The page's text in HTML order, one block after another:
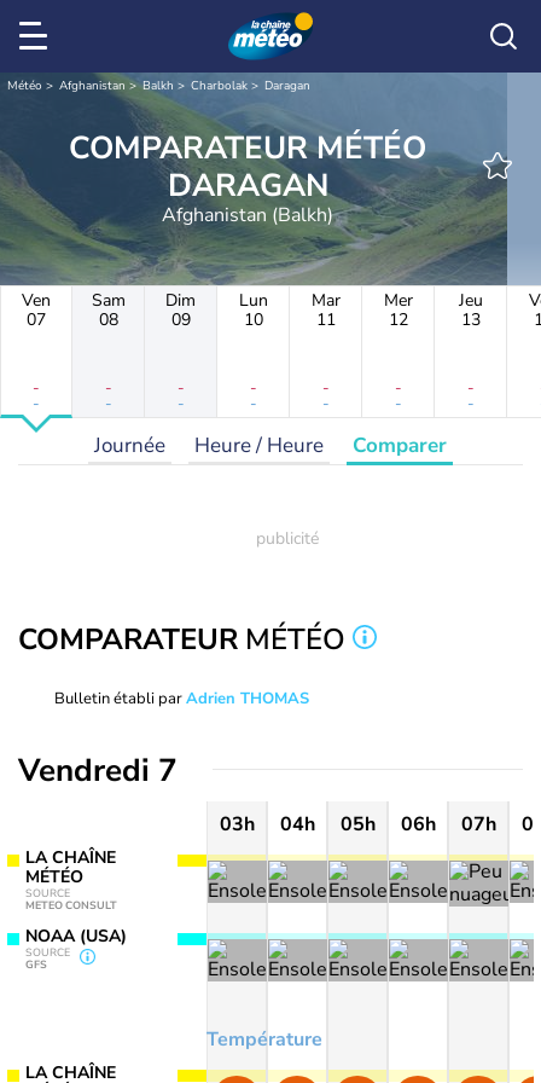
Météo Afghanistan Balkh Charbolak Daragan
COMPARATEUR MÉTÉO
DARAGAN
Afghanistan (Balkh)
Ven
07
-
-
Sam
08
-
-
Dim
09
-
-
Lun
10
-
-
Mar
11
-
-
Mer
12
-
-
Jeu
13
-
-
Journée Heure / Heure Comparer
COMPARATEUR MÉTÉO
Bulletin établi parAdrien THOMAS
Vendredi 7
LA CHAÎNE
MÉTÉO
SOURCE
METEO CONSULT
NOAA (USA)
SOURCE
GFS
LA CHAÎNE
03h 04h 05h 06h 07h
Température